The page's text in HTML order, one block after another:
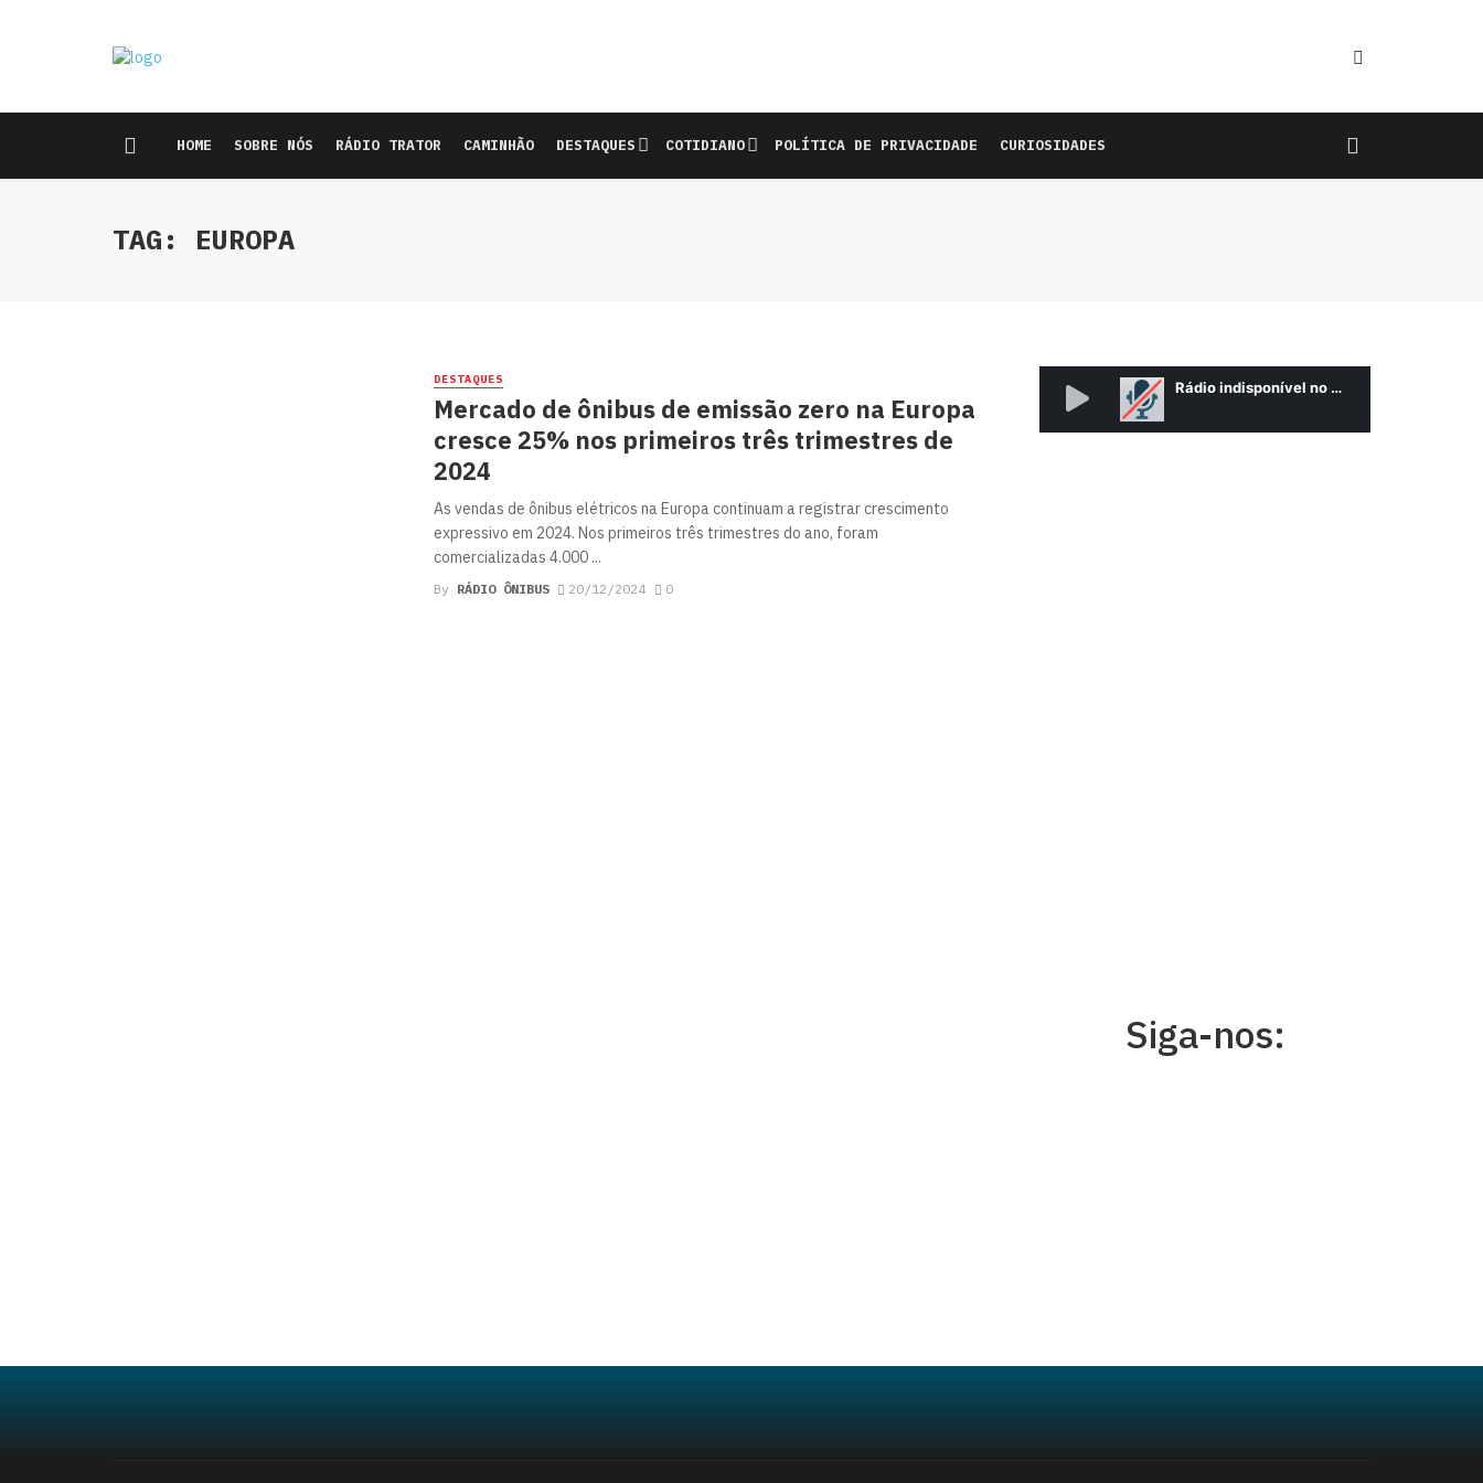
HOME SOBRE NÓS RÁDIO TRATOR CAMINHÃO DESTAQUES COTIDIANO POLÍTICA DE PRIVACIDADE CURIOSIDADES
TAG: EUROPA
DESTAQUES
Mercado de ônibus de emissão zero na Europa
cresce 25% nos primeiros três trimestres de
2024
As vendas de ônibus elétricos na Europa continuam a registrar crescimento
expressivo em 2024. Nos primeiros três trimestres do ano, foram
comercializadas 4.000 ...
By RÁDIO ÔNIBUS 20/12/2024 0
Siga-nos: